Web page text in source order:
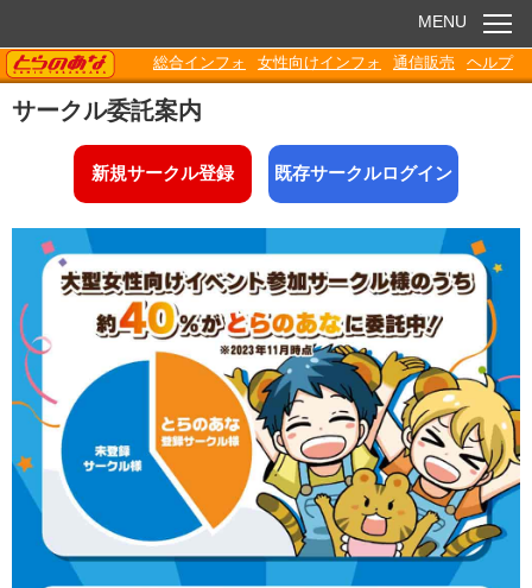
お知らせ
電子書籍
Q&A
各種ダウンロード
MENU
TORANOANA
総合インフォ 女性向けインフォ 通信販売 ヘルプ
サークル委託案内
新規サークル登録 既存サークルログイン